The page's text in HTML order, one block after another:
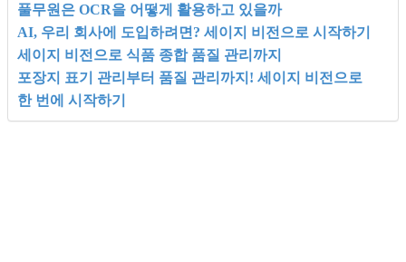
풀무원은 OCR을 어떻게 활용하고 있을까
AI, 우리 회사에 도입하려면? 세이지 비전으로 시작하기
세이지 비전으로 식품 종합 품질 관리까지
포장지 표기 관리부터 품질 관리까지! 세이지 비전으로
한 번에 시작하기